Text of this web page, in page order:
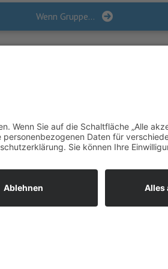
Wenn Gruppenkurse nicht möglich sind: Welche Vorteile die AktivA-Ausbildung für das Einzelsetting online bietet
aus.